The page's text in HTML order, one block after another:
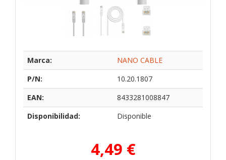
Marca:
NANO CABLE
P/N:
10.20.1807
EAN:
8433281008847
Disponibilidad:
Disponible
4,49 €